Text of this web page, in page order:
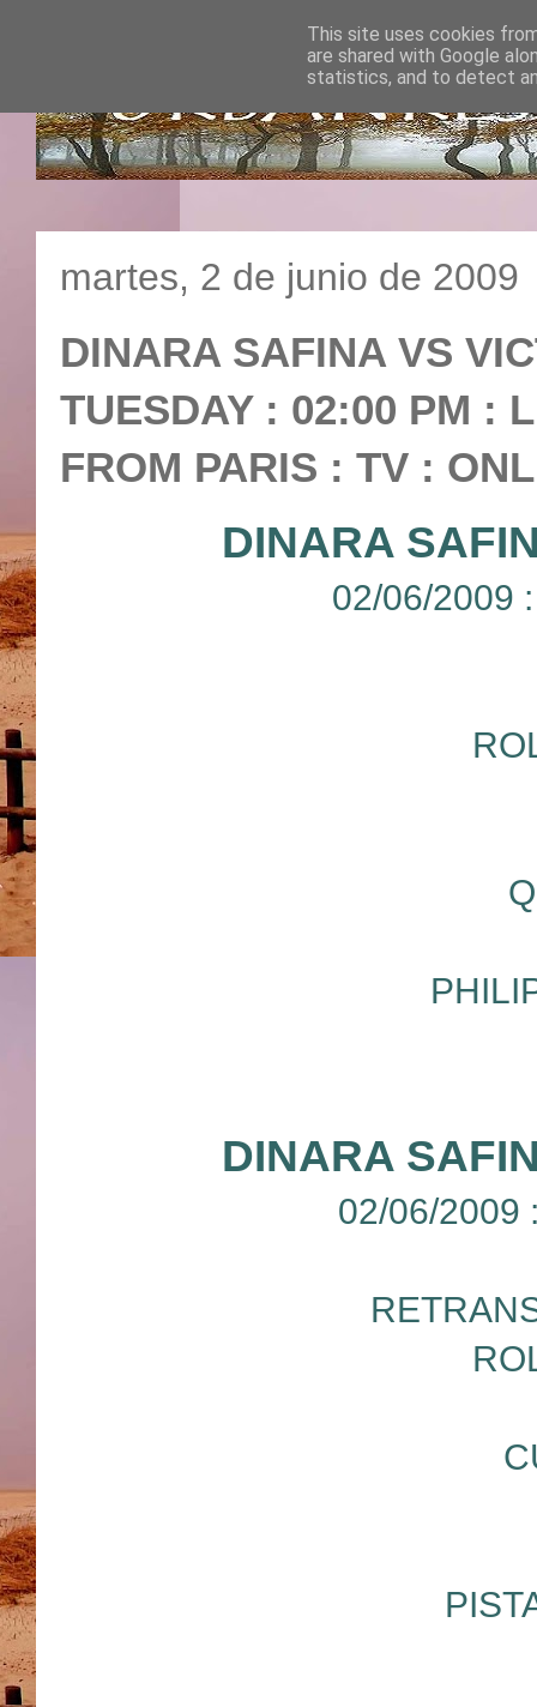
martes, 2 de junio de 2009
DINARA SAFINA VS
TUESDAY : 02:00 PM :
FROM PARIS : TV :
DINARA
02/06/2009
DINARA
02/06/2009
This site uses cookies
are shared with Google
statistics, and to detect